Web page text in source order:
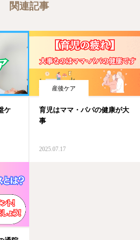
関連記事
ケ
産後ケア
育児はママ・パパの健康が大
事
2025.07.17